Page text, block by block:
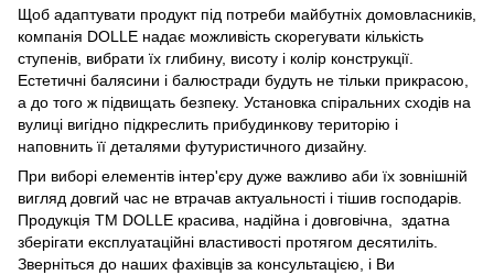
Щоб адаптувати продукт під потреби майбутніх домовласників,
компанія DOLLE надає можливість скорегувати кількість
ступенів, вибрати їх глибину, висоту і колір конструкції.
Естетичні балясини і балюстради будуть не тільки прикрасою,
а до того ж підвищать безпеку. Установка спіральних сходів на
вулиці вигідно підкреслить прибудинкову територію і
наповнить її деталями футуристичного дизайну.
При виборі елементів інтер'єру дуже важливо аби їх зовнішній
вигляд довгий час не втрачав актуальності і тішив господарів.
Продукція TM DOLLE красива, надійна і довговічна, здатна
зберігати експлуатаційні властивості протягом десятиліть.
Зверніться до наших фахівців за консультацією, і Ви